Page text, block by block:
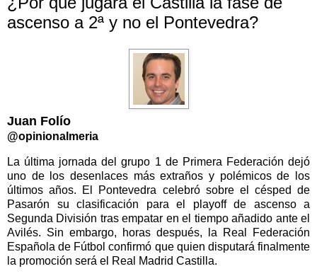
ascenso a 2ª y no el Pontevedra?
Juan Folío
@opinionalmeria
La última jornada del grupo 1 de Primera Federación dejó
uno de los desenlaces más extraños y polémicos de los
últimos años. El Pontevedra celebró sobre el césped de
Pasarón su clasificación para el playoff de ascenso a
Segunda División tras empatar en el tiempo añadido ante el
Avilés. Sin embargo, horas después, la Real Federación
Española de Fútbol confirmó que quien disputará finalmente
la promoción será el Real Madrid Castilla.